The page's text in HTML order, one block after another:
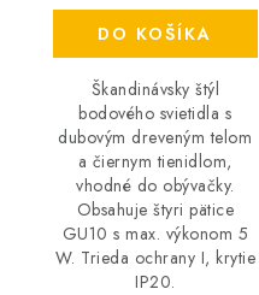
DO KOŠÍKA
Škandinávsky štýl
bodového svietidla s
dubovým dreveným telom
a čiernym tienidlom,
vhodné do obývačky.
Obsahuje štyri pätice
GU10 s max. výkonom 5
W. Trieda ochrany I, krytie
IP20.